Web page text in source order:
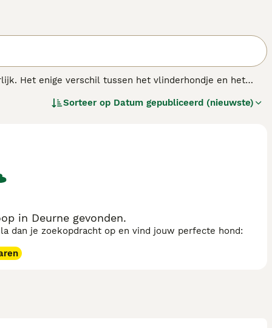
Het enige verschil tussen het vlinderhondje en het
Beide typen kunnen in één nestje voorkomen. Het
Sorteer op Datum gepubliceerd (nieuwste)
in Deurne gevonden.
dan je zoekopdracht op en vind jouw perfecte hond: